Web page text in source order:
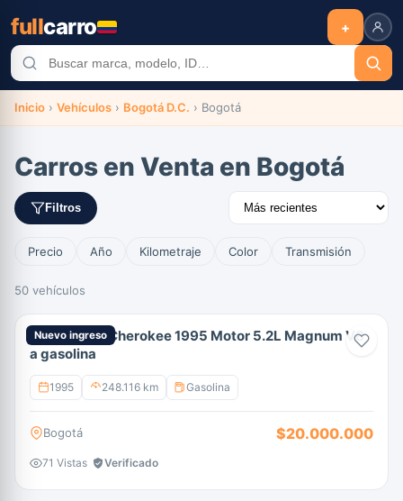
fullcarro +
Inicio › Vehículos › Bogotá D.C. › Bogotá
Carros en Venta en Bogotá
Filtros
Precio Año Kilometraje Color Transmisión
50 vehículos
Nuevo ingreso
Jeep Grand Cherokee 1995 Motor 5.2L Magnum V8
a gasolina
1995 248.116 km Gasolina
Bogotá $20.000.000
71 Vistas Verificado